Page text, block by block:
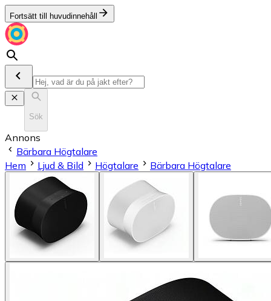
Fortsätt till huvudinnehåll
Sök
Annons
Bärbara Högtalare
Hem
Ljud & Bild Högtalare Bärbara Högtalare